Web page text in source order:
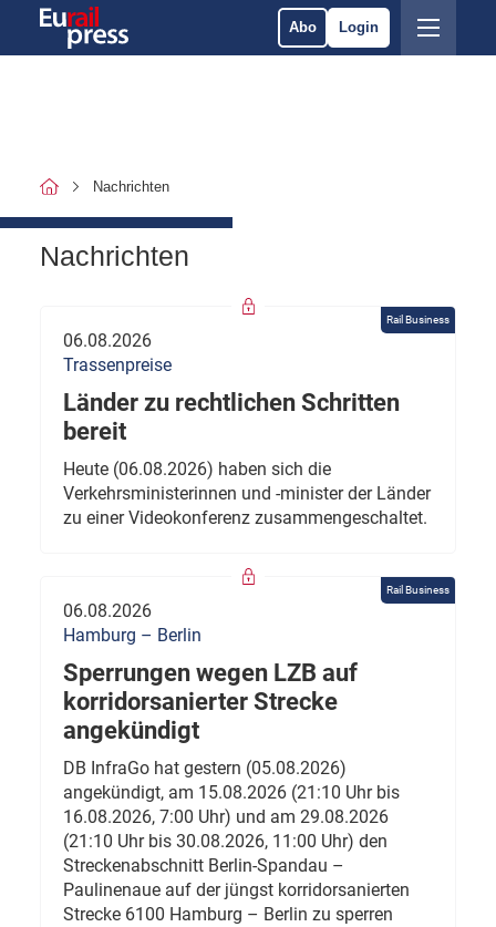
Abo Login
Nachrichten
Nachrichten
Rail Business
06.08.2026
Trassenpreise
Länder zu rechtlichen Schritten
bereit
Heute (06.08.2026) haben sich die
Verkehrsministerinnen und -minister der Länder
zu einer Videokonferenz zusammengeschaltet.
Rail Business
06.08.2026
Hamburg – Berlin
Sperrungen wegen LZB auf
korridorsanierter Strecke
angekündigt
DB InfraGo hat gestern (05.08.2026)
angekündigt, am 15.08.2026 (21:10 Uhr bis
16.08.2026, 7:00 Uhr) und am 29.08.2026
(21:10 Uhr bis 30.08.2026, 11:00 Uhr) den
Streckenabschnitt Berlin-Spandau –
Paulinenaue auf der jüngst korridorsanierten
Strecke 6100 Hamburg – Berlin zu sperren